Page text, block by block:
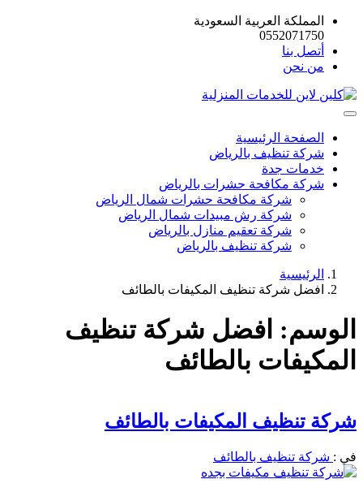
المملكة العربية السعودية
0552071750
أتصل بنا
من نحن
الصفحة الرئيسية
شركة تنظيف بالرياض
خدمات جدة
شركة مكافحة حشرات بالرياض
شركة مكافحة حشرات شمال الرياض
شركة رش مبيدات شمال الرياض
شركة تعقيم منازل بالرياض
شركة تنظيف بالرياض
الرئيسية
افضل شركة تنظيف المكيفات بالطائف
الوسم: افضل شركة تنظيف
المكيفات بالطائف
شركة تنظيف المكيفات بالطائف
في : شركة تنظيف بالطائف